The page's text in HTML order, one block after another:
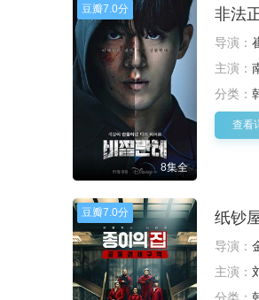
豆瓣7.0分
8集全
非法
导演：
主演：
分类：
查看
豆瓣7.0分 纸钞
导演：
主演：